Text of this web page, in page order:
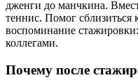
дженги до манчкина.
теннис. Помог сблизиться
воспоминание
коллегами.
Почему после